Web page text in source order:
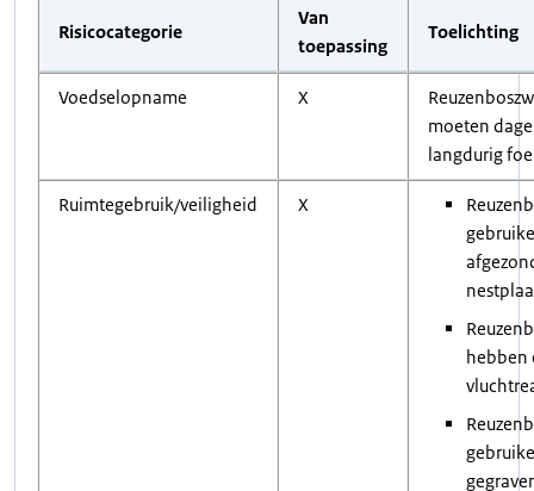
Risicocategorie
Van
toepassing
Toelichting
Voedselopname X
moeten
langdurig
Ruimtegebruik/veiligheid X
hebben